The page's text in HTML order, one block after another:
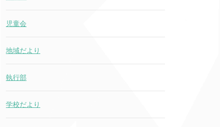
児童会
地域だより
執行部
学校だより